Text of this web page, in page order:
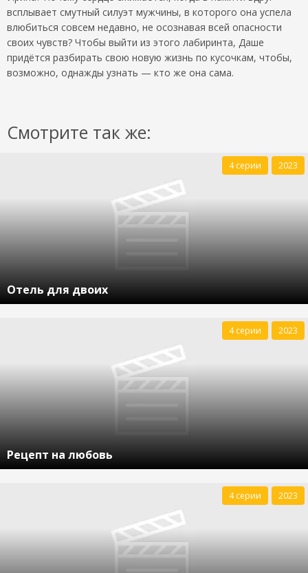
всплывает смутный силуэт мужчины, в которого она успела
влюбиться совсем недавно, не осознавая всей опасности
своих чувств? Чтобы выйти из этого лабиринта, Даше
придётся разбирать свою новую жизнь по кусочкам, чтобы,
возможно, однажды узнать — кто же она сама.
Смотрите так же:
Отель для двоих
4 серии 2023
Рецепт на любовь
4 серии 2023
4 серии 2023